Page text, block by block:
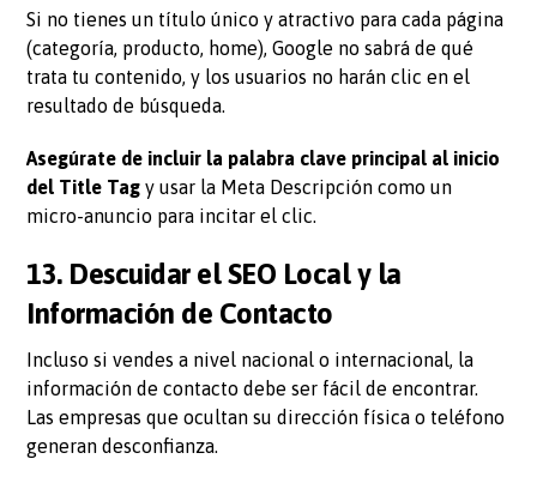
Si no tienes un título único y atractivo para cada página
(categoría, producto, home), Google no sabrá de qué
trata tu contenido, y los usuarios no harán clic en el
resultado de búsqueda.
Asegúrate de incluir la palabra clave principal al inicio
del Title Tag y usar la Meta Descripción como un
micro-anuncio para incitar el clic.
13. Descuidar el SEO Local y la
Información de Contacto
Incluso si vendes a nivel nacional o internacional, la
información de contacto debe ser fácil de encontrar.
Las empresas que ocultan su dirección física o teléfono
generan desconfianza.